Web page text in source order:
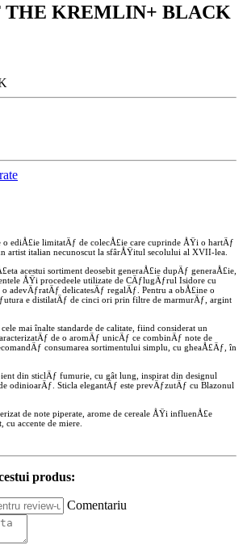
THE KREMLIN+ BLACK
o ediÅ£ie limitatÄƒ de colecÅ£ie care cuprinde ÅŸi o hartÄƒ
artist italian necunoscut la sfârÅŸitul secolului al XVII-lea.
acestui sortiment deosebit generaÅ£ie dupÄƒ generaÅ£ie,
ÅŸi procedeele utilizate de CÄƒlugÄƒrul Isidore cu
adevÄƒratÄƒ delicatesÄƒ regalÄƒ. Pentru a obÅ£ine o
e distilatÄƒ de cinci ori prin filtre de marmurÄƒ, argint
mai înalte standarde de calitate, fiind considerat un
de o aromÄƒ unicÄƒ ce combinÄƒ note de
consumarea sortimentului simplu, cu gheaÅ£Äƒ, în
din sticlÄƒ fumurie, cu gât lung, inspirat din designul
odinioarÄƒ. Sticla elegantÄƒ este prevÄƒzutÄƒ cu Blazonul
de note piperate, arome de cereale ÅŸi influenÅ£e
cu accente de miere.
produs:
Comentariu